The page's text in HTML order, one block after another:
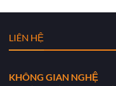
LIÊN HỆ
KHÔNG GIAN NGHỆ